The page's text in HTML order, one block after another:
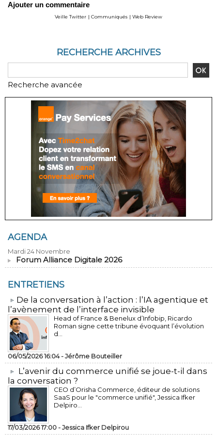
Geography - Global
Forecast and Analysis to
Zhang
Ajouter un commentaire
Veille Twitter | Communiqués | Web Review
RECHERCHE ARCHIVES
Recherche avancée
AGENDA
Mardi 24 Novembre
Forum Alliance Digitale 2026
ENTRETIENS
​De la conversation à l’action : l’IA agentique et
l’avènement de l’interface invisible
Head of France & Benelux d’Infobip, Ricardo
Roman signe cette tribune évoquant l’évolution
d...
06/05/2026 16:04 -Jérôme Bouteiller
L’avenir du commerce unifié se joue-t-il dans
la conversation ?
CEO d’Orisha Commerce, éditeur de solutions
SaaS pour le "commerce unifié", Jessica Ifker
Delpiro...
17/03/2026 17:00 -Jessica Ifker Delpirou